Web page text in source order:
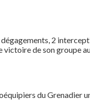
2
victoire de son groupe
du Grenadier